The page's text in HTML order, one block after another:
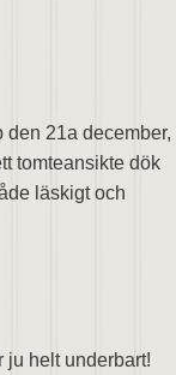
den 21a december,
tomteansikte dök
läskigt och
ju helt underbart!